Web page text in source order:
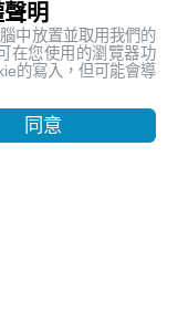
明
中放置並取用我們的
在您使用的瀏覽器功
的寫入，但可能會導
同意